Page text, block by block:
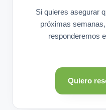
Si quieres asegurar
próximas
responderemos
Quiero